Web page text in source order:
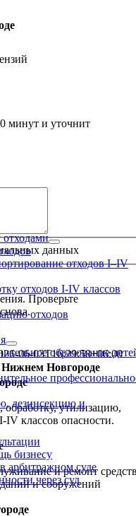
отходов I–IV
отходов I-IV классов
отходов
образование
дезинсекцию и
бизнесу
арбитражном суде
через суд
минут и уточнит
данных
Проверьте
06-03T16:29:58+06:00
Новгороде
обработку, утилизацию,
IV классов опасности.
и ремонт
и сооружений